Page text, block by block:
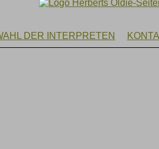
DER INTERPRETEN